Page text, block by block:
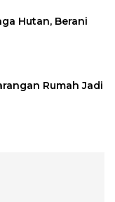
Hutan, Berani
Rumah Jadi